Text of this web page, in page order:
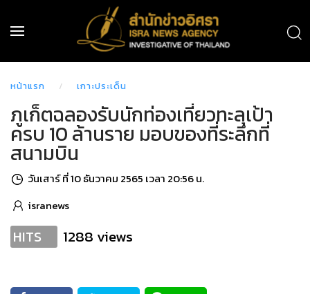
หน้าแรก เกาะประเด็น
ภูเก็ตฉลองรับนักท่องเที่ยวทะลุเป้า
ครบ 10 ล้านราย มอบของที่ระลึกที่
สนามบิน
วันเสาร์ ที่ 10 ธันวาคม 2565 เวลา 20:56 น.
isranews
HITS 1288 views